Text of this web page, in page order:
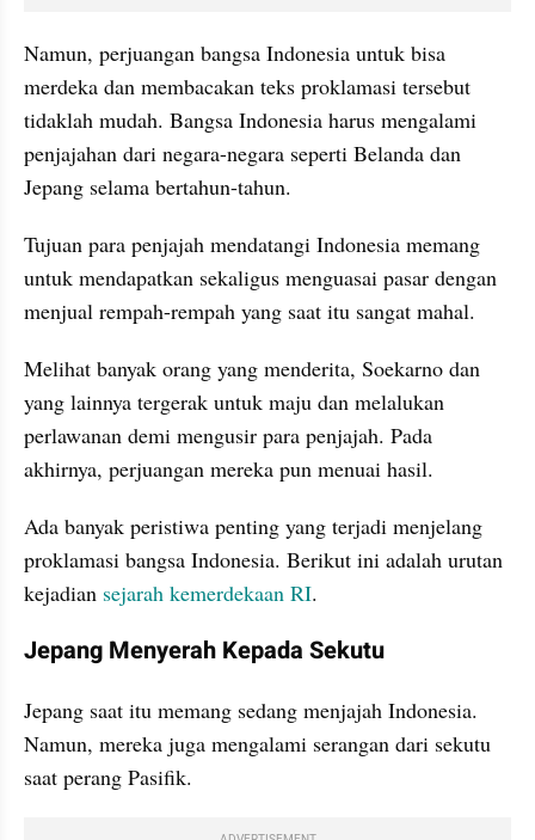
Namun, perjuangan bangsa Indonesia untuk bisa
merdeka dan membacakan teks proklamasi tersebut
tidaklah mudah. Bangsa Indonesia harus mengalami
penjajahan dari negara-negara seperti Belanda dan
Jepang selama bertahun-tahun.
Tujuan para penjajah mendatangi Indonesia memang
untuk mendapatkan sekaligus menguasai pasar dengan
menjual rempah-rempah yang saat itu sangat mahal.
Melihat banyak orang yang menderita, Soekarno dan
yang lainnya tergerak untuk maju dan melalukan
perlawanan demi mengusir para penjajah. Pada
akhirnya, perjuangan mereka pun menuai hasil.
Ada banyak peristiwa penting yang terjadi menjelang
proklamasi bangsa Indonesia. Berikut ini adalah urutan
kejadian sejarah kemerdekaan RI.
Jepang Menyerah Kepada Sekutu
Jepang saat itu memang sedang menjajah Indonesia.
Namun, mereka juga mengalami serangan dari sekutu
saat perang Pasifik.